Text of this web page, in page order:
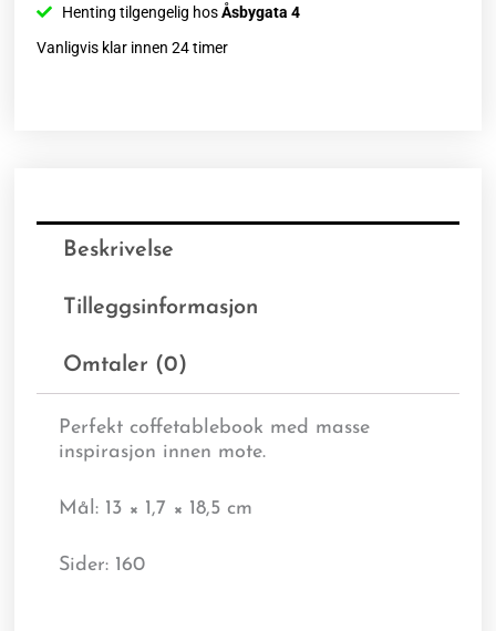
Henting tilgengelig hosÅsbygata 4
Vanligvis klar innen 24 timer
Beskrivelse
Tilleggsinformasjon
Omtaler (0)
Perfekt coffetablebook med masse
inspirasjon innen mote.
Mål: 13 × 1,7 × 18,5 cm
Sider: 160